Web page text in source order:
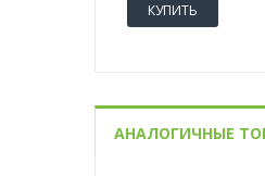
КУПИТЬ
АНАЛОГИЧНЫЕ